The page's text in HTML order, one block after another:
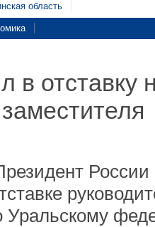
область
в